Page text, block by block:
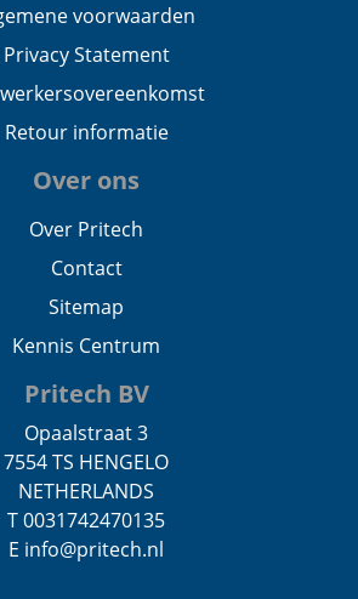
voorwaarden
Privacy Statement
Retour informatie
Over ons
Over Pritech
Contact
Sitemap
Kennis Centrum
Pritech BV
Opaalstraat 3
7554 TS HENGELO
NETHERLANDS
T 0031742470135
E info@pritech.nl